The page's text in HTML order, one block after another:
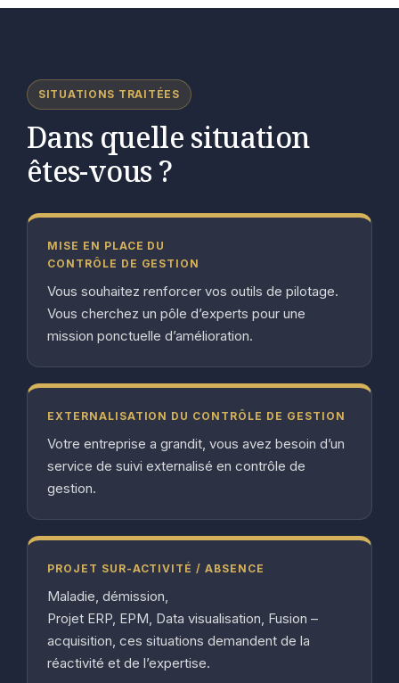
SITUATIONS TRAITÉES
Dans quelle situation
êtes-vous ?
MISE EN PLACE DU
CONTRÔLE DE GESTION
Vous souhaitez renforcer vos outils de pilotage.
Vous cherchez un pôle d’experts pour une
mission ponctuelle d’amélioration.
EXTERNALISATION DU CONTRÔLE DE GESTION
Votre entreprise a grandit, vous avez besoin d’un
service de suivi externalisé en contrôle de
gestion.
PROJET SUR-ACTIVITÉ / ABSENCE
Maladie, démission,
Projet ERP, EPM, Data visualisation, Fusion –
acquisition, ces situations demandent de la
réactivité et de l’expertise.